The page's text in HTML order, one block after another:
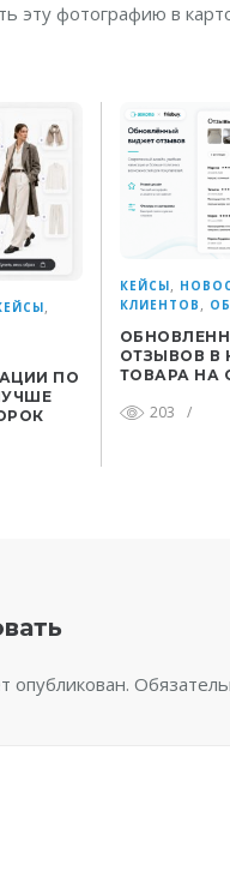
эту фотографию в
,
ПО
КЕЙСЫ,
КЛИЕНТОВ ,
ОТЗЫВОВ В
ТОВАРА НА
203 /
опубликован.